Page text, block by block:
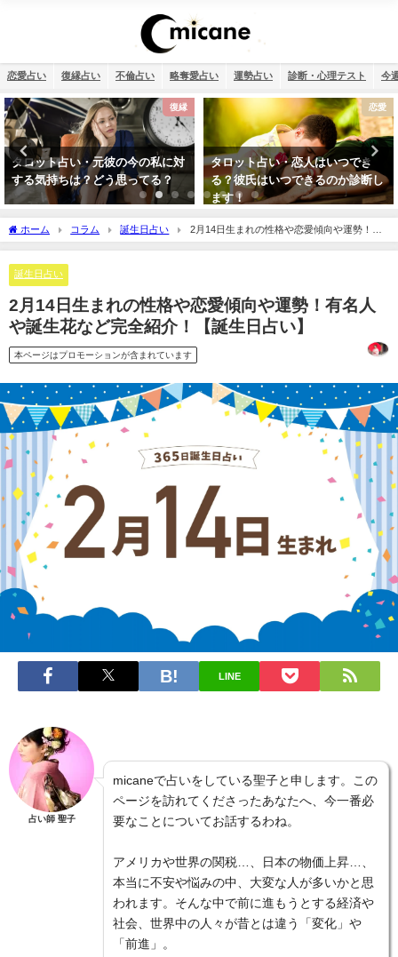
恋愛占い 復縁占い 不倫占い 略奪愛占い 運勢占い 診断・心理テスト 今
恋愛
タロット占い・恋人はいつでき
る？彼氏はいつできるのか診断し
ます！
恋愛
タロット占い・彼氏の浮気が心
配…浮気度診断でチェック！
ホーム コラム 誕生日占い
2月14日生まれの性格や恋愛傾向や運勢！有
名人や誕生花など完全紹介！【誕生日占い】
誕生日占い
2月14日生まれの性格や恋愛傾向や運勢！有名人
や誕生花など完全紹介！【誕生日占い】
本ページはプロモーションが含まれています
LINE
占い師 聖子
micaneで占いをしている聖子と申します。この
ページを訪れてくださったあなたへ、今一番必
要なことについてお話するわね。
アメリカや世界の関税…、日本の物価上昇…、
本当に不安や悩みの中、大変な人が多いかと思
われます。そんな中で前に進もうとする経済や
社会、世界中の人々が昔とは違う「変化」や
「前進」。